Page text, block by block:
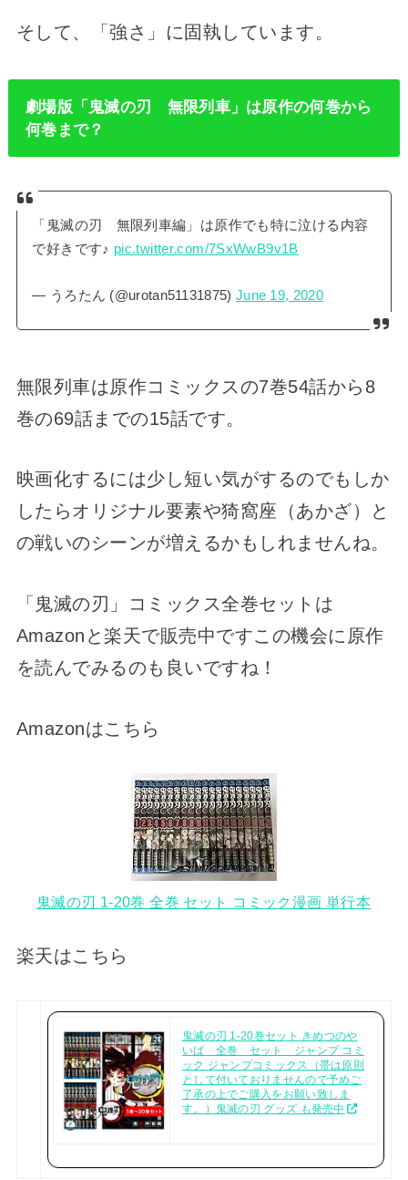
そして、「強さ」に固執しています。
劇場版「鬼滅の刃 無限列車」は原作の何巻から
何巻まで？
「鬼滅の刃 無限列車編」は原作でも特に泣ける内容
で好きです♪ pic.twitter.com/7SxWwB9v1B
— うろたん (@urotan51131875) June 19, 2020
無限列車は原作コミックスの7巻54話から8
巻の69話までの15話です。
映画化するには少し短い気がするのでもしか
したらオリジナル要素や猗窩座（あかざ）と
の戦いのシーンが増えるかもしれませんね。
「鬼滅の刃」コミックス全巻セットは
Amazonと楽天で販売中ですこの機会に原作
を読んでみるのも良いですね！
Amazonはこちら
鬼滅の刃 1-20巻 全巻 セット コミック漫画 単行本
楽天はこちら
鬼滅の刃 1-20巻セット きめつのや
いば 全巻 セット ジャンプ コミ
ック ジャンプコミックス（帯は原則
として付いておりませんので予めご
了承の上でご購入をお願い致しま
す。）鬼滅の刃 グッズ も発売中